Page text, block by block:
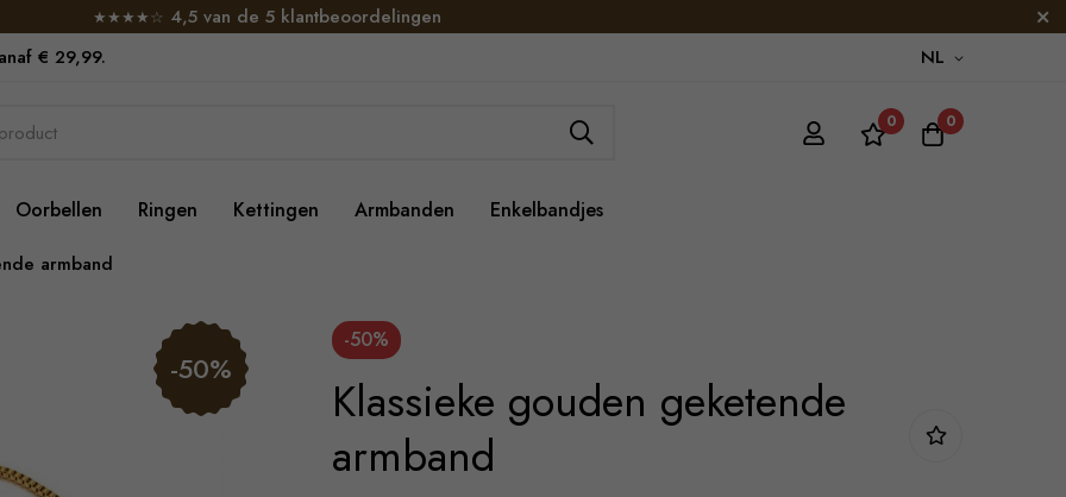
★★★★☆ 4,5 van de 5 klantbeoordelingen
€ 29,99.
NL
0 0
Oorbellen Ringen Kettingen Armbanden Enkelbandjes
armband
-50%
-50%
Klassieke gouden geketende
armband